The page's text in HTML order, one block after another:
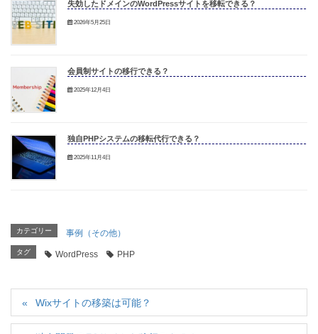
失効したドメインのWordPressサイトを移転できる？
2026年5月25日
会員制サイトの移行できる？
2025年12月4日
独自PHPシステムの移転代行できる？
2025年11月4日
カテゴリー 事例（その他）
タグ WordPress PHP
Wixサイトの移築は可能？